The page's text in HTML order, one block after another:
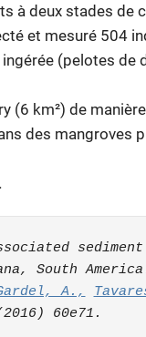
à deux stades de
et mesuré 504
(pelotes de
(6 km²) de
des mangroves
South
A.,
60e71.